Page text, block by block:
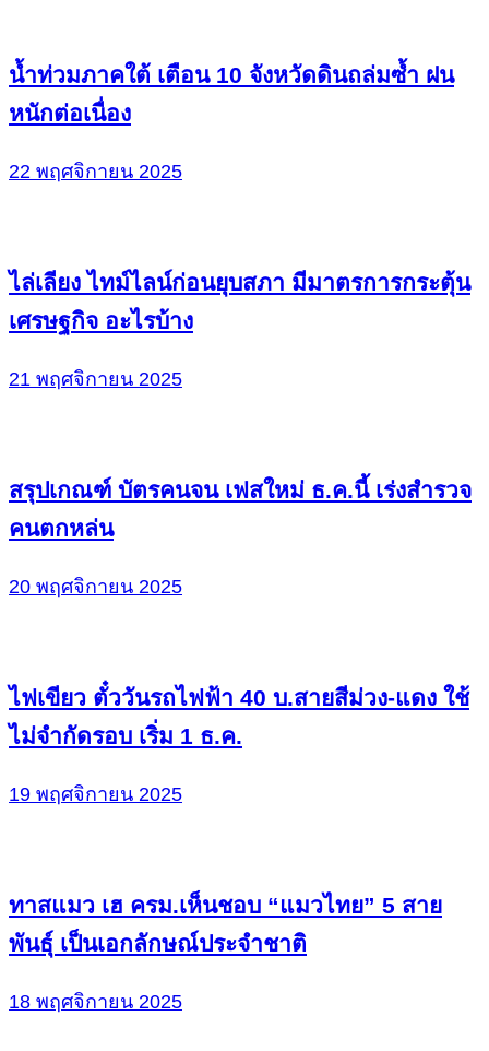
น้ำท่วมภาคใต้ เตือน 10 จังหวัดดินถล่มซ้ำ ฝน
หนักต่อเนื่อง
22 พฤศจิกายน 2025
ไล่เลียง ไทม์ไลน์ก่อนยุบสภา มีมาตรการกระตุ้น
เศรษฐกิจ อะไรบ้าง
21 พฤศจิกายน 2025
สรุปเกณฑ์ บัตรคนจน เฟสใหม่ ธ.ค.นี้ เร่งสำรวจ
คนตกหล่น
20 พฤศจิกายน 2025
ไฟเขียว ตั๋ววันรถไฟฟ้า 40 บ.สายสีม่วง-แดง ใช้
ไม่จำกัดรอบ เริ่ม 1 ธ.ค.
19 พฤศจิกายน 2025
ทาสแมว เฮ ครม.เห็นชอบ “แมวไทย” 5 สาย
พันธุ์ เป็นเอกลักษณ์ประจำชาติ
18 พฤศจิกายน 2025